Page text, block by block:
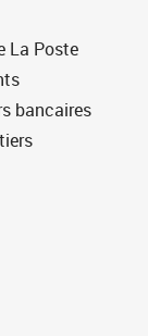
La Poste
bancaires